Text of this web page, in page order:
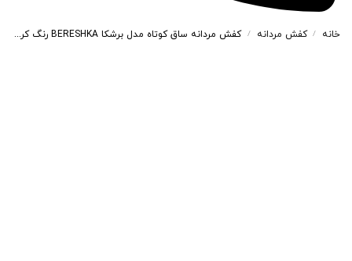
خانه / کفش مردانه / کفش مردانه ساق کوتاه مدل برشکا BERESHKA رنگ کرم کد 200962